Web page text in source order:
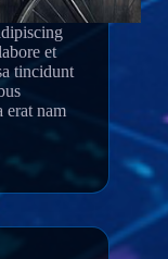
et
tincidunt
erat nam